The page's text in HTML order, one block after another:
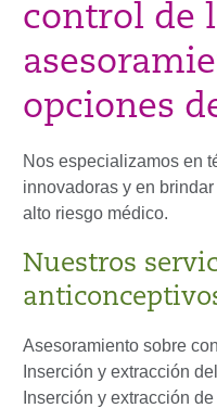
control de
opciones
Nos especializamos en
innovadoras y en
alto riesgo médico.
Nuestros
Asesoramiento sobre
Inserción y extracción
Inserción y extracción